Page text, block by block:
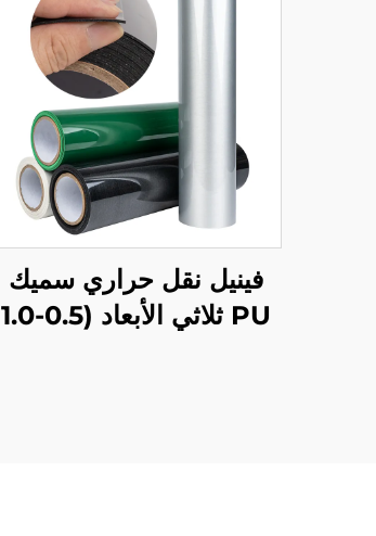
فينيل نقل حراري سميك
PU ثلاثي الأبعاد (0.5-1.0